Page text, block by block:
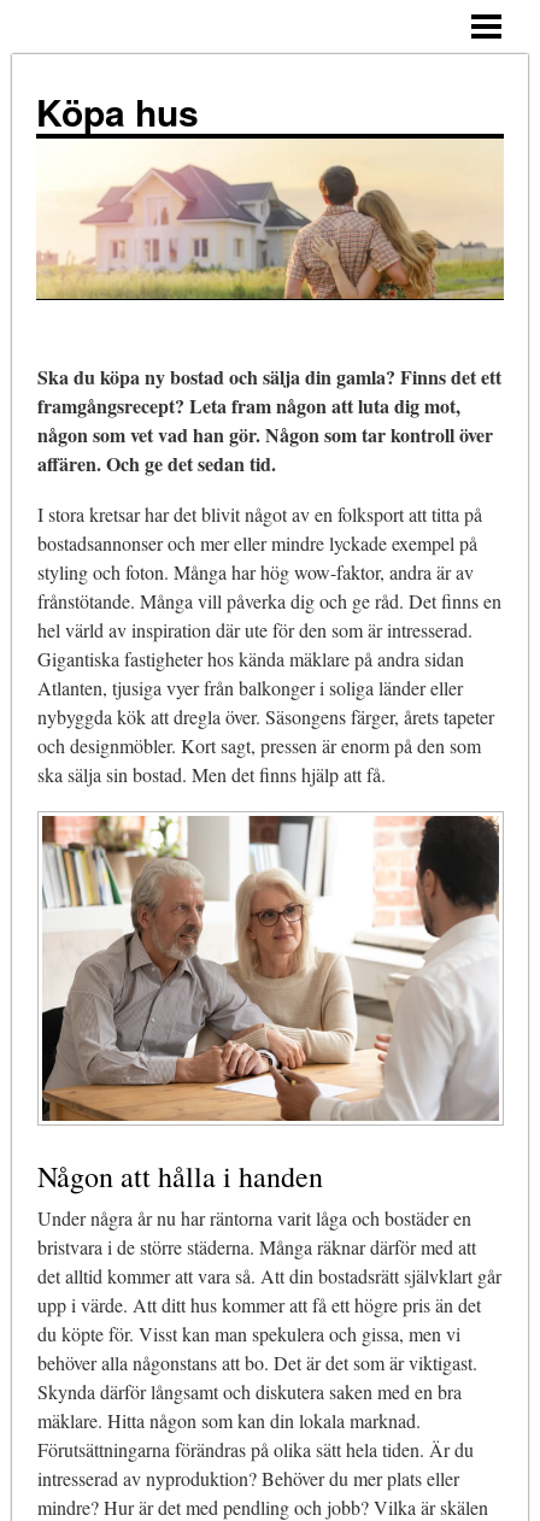
TIPS
NÄR KÖPA?
KOSTNADER
BLOGG
Köpa hus
Ska du köpa ny bostad och sälja din gamla? Finns det ett
framgångsrecept? Leta fram någon att luta dig mot,
någon som vet vad han gör. Någon som tar kontroll över
affären. Och ge det sedan tid.
I stora kretsar har det blivit något av en folksport att titta på
bostadsannonser och mer eller mindre lyckade exempel på
styling och foton. Många har hög wow-faktor, andra är av
frånstötande. Många vill påverka dig och ge råd. Det finns en
hel värld av inspiration där ute för den som är intresserad.
Gigantiska fastigheter hos kända mäklare på andra sidan
Atlanten, tjusiga vyer från balkonger i soliga länder eller
nybyggda kök att dregla över. Säsongens färger, årets tapeter
och designmöbler. Kort sagt, pressen är enorm på den som
ska sälja sin bostad. Men det finns hjälp att få.
Någon att hålla i handen
Under några år nu har räntorna varit låga och bostäder en
bristvara i de större städerna. Många räknar därför med att
det alltid kommer att vara så. Att din bostadsrätt självklart går
upp i värde. Att ditt hus kommer att få ett högre pris än det
du köpte för. Visst kan man spekulera och gissa, men vi
behöver alla någonstans att bo. Det är det som är viktigast.
Skynda därför långsamt och diskutera saken med en bra
mäklare. Hitta någon som kan din lokala marknad.
Förutsättningarna förändras på olika sätt hela tiden. Är du
intresserad av nyproduktion? Behöver du mer plats eller
mindre? Hur är det med pendling och jobb? Vilka är skälen